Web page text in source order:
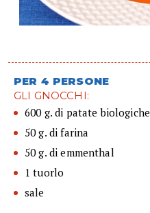
PER 4 PERSONE
GLI GNOCCHI:
600 g. di patate biologiche
50 g. di farina
50 g. di emmenthal
1 tuorlo
sale